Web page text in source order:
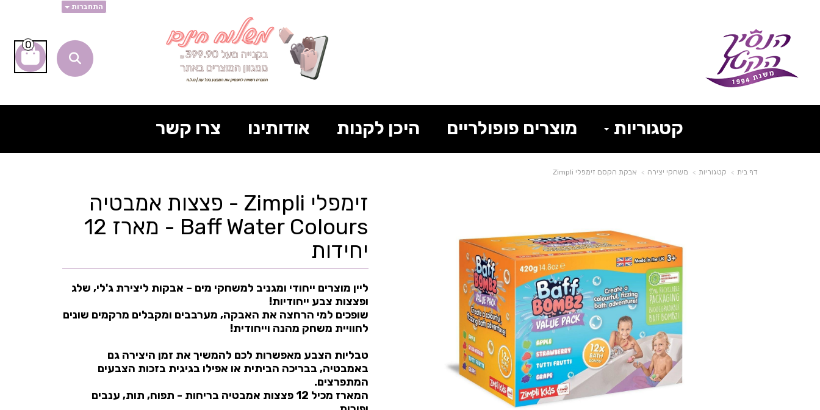
התחברות
0
קטגוריות מוצרים פופולריים היכן לקנות אודותינו צרו קשר
דף בית קטגוריות משחקי יצירה אבקת הקסם זימפלי Zimpli
זימפלי Zimpli - פצצות אמבטיה
Baff Water Colours - מארז 12
יחידות
ליין מוצרים ייחודי ומגניב למשחקי מים – אבקות ליצירת ג'לי, שלג
ופצצות צבע ייחודיות!
שופכים למי הרחצה את האבקה, מערבבים ומקבלים מרקמים שונים
לחוויית משחק מהנה וייחודית!
טבליות הצבע מאפשרות לכם להמשיך את זמן היצירה גם
באמבטיה, בבריכה הביתית או אפילו בגיגית בזכות הצבעים
המתפרצים.
המארז מכיל 12 פצצות אמבטיה בריחות - תפוח, תות, ענבים